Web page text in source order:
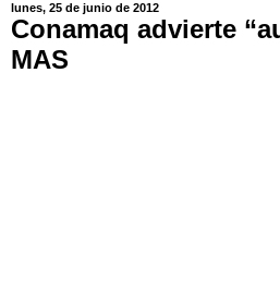
lunes, 25 de junio de 2012
Conamaq advierte
MAS